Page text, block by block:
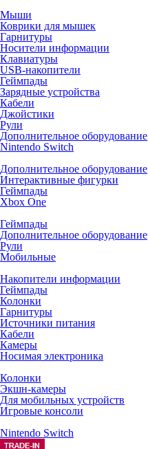
Мыши
Коврики для мышек
Гарнитуры
Носители информации
Клавиатуры
USB-накопители
Геймпады
Зарядные устройства
Кабели
Джойстики
Рули
Дополнительное оборудование
Nintendo Switch
Дополнительное оборудование
Интерактивные фигурки
Геймпады
Xbox One
Геймпады
Дополнительное оборудование
Рули
Мобильные
Накопители информации
Геймпады
Колонки
Гарнитуры
Источники питания
Кабели
Камеры
Носимая электроника
Колонки
Экшн-камеры
Для мобильных устройств
Игровые консоли
Nintendo Switch